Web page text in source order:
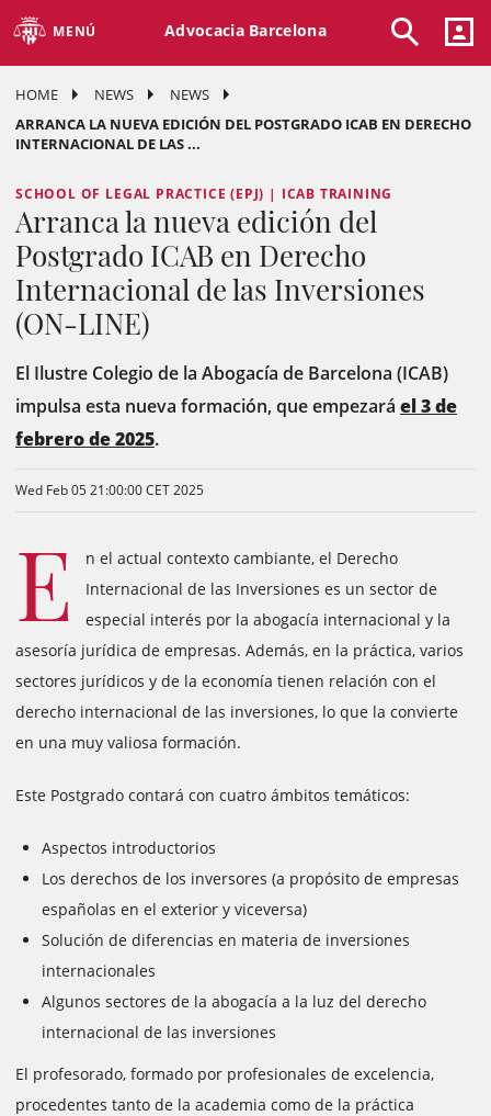
MENÚ Advocacia Barcelona
HOME NEWS
NEWS
ARRANCA LA NUEVA EDICIÓN DEL POSTGRADO ICAB EN DERECHO
INTERNACIONAL DE LAS ...
SCHOOL OF LEGAL PRACTICE (EPJ) | ICAB TRAINING
Arranca la nueva edición del
Postgrado ICAB en Derecho
Internacional de las Inversiones
(ON-LINE)
El Ilustre Colegio de la Abogacía de Barcelona (ICAB)
impulsa esta nueva formación, que empezará el 3 de
febrero de 2025.
Wed Feb 05 21:00:00 CET 2025
E
n el actual contexto cambiante, el Derecho
Internacional de las Inversiones es un sector de
especial interés por la abogacía internacional y la
asesoría jurídica de empresas. Además, en la práctica, varios
sectores jurídicos y de la economía tienen relación con el
derecho internacional de las inversiones, lo que la convierte
en una muy valiosa formación.
Este Postgrado contará con cuatro ámbitos temáticos:
Aspectos introductorios
Los derechos de los inversores (a propósito de empresas
españolas en el exterior y viceversa)
Solución de diferencias en materia de inversiones
internacionales
Algunos sectores de la abogacía a la luz del derecho
internacional de las inversiones
El profesorado, formado por profesionales de excelencia,
procedentes tanto de la academia como de la práctica